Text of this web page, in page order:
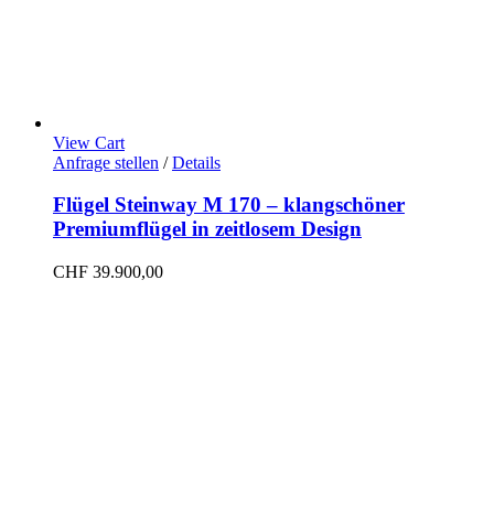
View Cart
Anfrage stellen / Details
Flügel Steinway M 170 – klangschöner
Premiumflügel in zeitlosem Design
CHF 39.900,00